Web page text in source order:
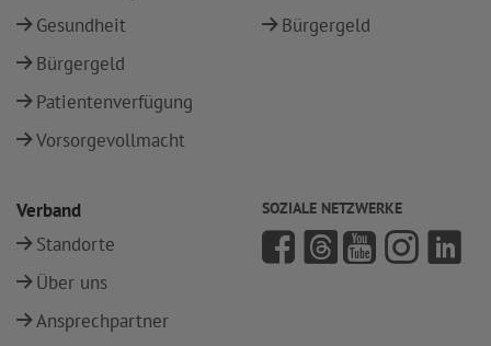
Gesundheit
Bürgergeld
Patientenverfügung
Vorsorgevollmacht
Bürgergeld
Verband
Standorte
Über uns
Ansprechpartner
SOZIALE NETZWERKE